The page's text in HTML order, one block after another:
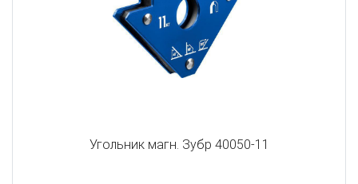
Угольник магн. Зубр 40050-11